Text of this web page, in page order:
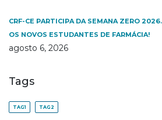
CRF-CE PARTICIPA DA SEMANA ZERO
OS NOVOS ESTUDANTES DE FARMÁCIA!
agosto 6, 2026
Tags
TAG1 TAG2